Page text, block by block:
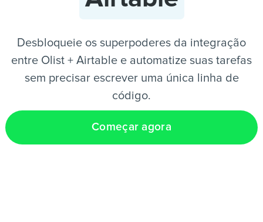
Desbloqueie os superpoderes da integração
entre Olist + Airtable e automatize suas tarefas
sem precisar escrever uma única linha de
código.
Começar agora